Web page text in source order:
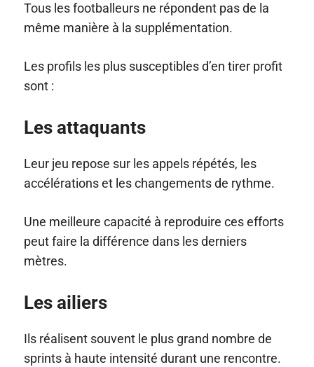
Tous les footballeurs ne répondent pas de la
même manière à la supplémentation.
Les profils les plus susceptibles d’en tirer profit
sont :
Les attaquants
Leur jeu repose sur les appels répétés, les
accélérations et les changements de rythme.
Une meilleure capacité à reproduire ces efforts
peut faire la différence dans les derniers
mètres.
Les ailiers
Ils réalisent souvent le plus grand nombre de
sprints à haute intensité durant une rencontre.